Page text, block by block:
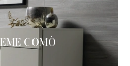
COMÒ